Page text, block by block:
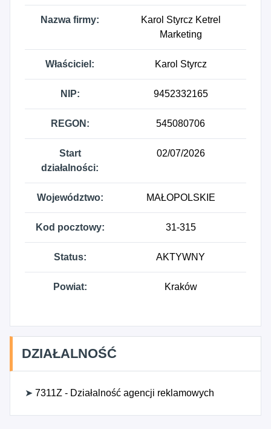
Nazwa firmy:
Karol Styrcz Ketrel
Marketing
Właściciel: Karol Styrcz
NIP: 9452332165
REGON: 545080706
Start
działalności:
02/07/2026
Województwo: MAŁOPOLSKIE
Kod pocztowy: 31-315
Status: AKTYWNY
Powiat: Kraków
DZIAŁALNOŚĆ
➤ 7311Z - Działalność agencji reklamowych